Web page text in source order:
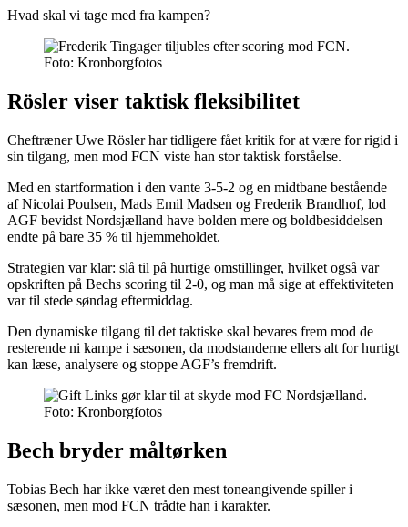
Hvad skal vi tage med fra kampen?
Foto: Kronborgfotos
Rösler viser taktisk fleksibilitet
Cheftræner Uwe Rösler har tidligere fået kritik for at være for rigid i
sin tilgang, men mod FCN viste han stor taktisk forståelse.
Med en startformation i den vante 3-5-2 og en midtbane bestående
af Nicolai Poulsen, Mads Emil Madsen og Frederik Brandhof, lod
AGF bevidst Nordsjælland have bolden mere og boldbesiddelsen
endte på bare 35 % til hjemmeholdet.
Strategien var klar: slå til på hurtige omstillinger, hvilket også var
opskriften på Bechs scoring til 2-0, og man må sige at effektiviteten
var til stede søndag eftermiddag.
Den dynamiske tilgang til det taktiske skal bevares frem mod de
resterende ni kampe i sæsonen, da modstanderne ellers alt for hurtigt
kan læse, analysere og stoppe AGF’s fremdrift.
Foto: Kronborgfotos
Bech bryder måltørken
Tobias Bech har ikke været den mest toneangivende spiller i
sæsonen, men mod FCN trådte han i karakter.